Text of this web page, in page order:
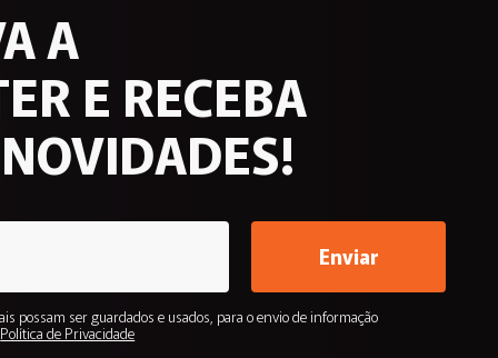
A
E RECEBA
possam ser guardados e usados, para o envio de informação
Política de Privacidade
Enviar